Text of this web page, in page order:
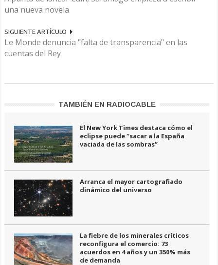
una nueva novela
SIGUIENTE ARTÍCULO
Le Monde denuncia "falta de transparencia" en las
cuentas del Rey
TAMBIÉN EN RADIOCABLE
El New York Times destaca cómo el
eclipse puede “sacar a la España
vaciada de las sombras”
Arranca el mayor cartografiado
dinámico del universo
La fiebre de los minerales críticos
reconfigura el comercio: 73
acuerdos en 4 años y un 350% más
de demanda